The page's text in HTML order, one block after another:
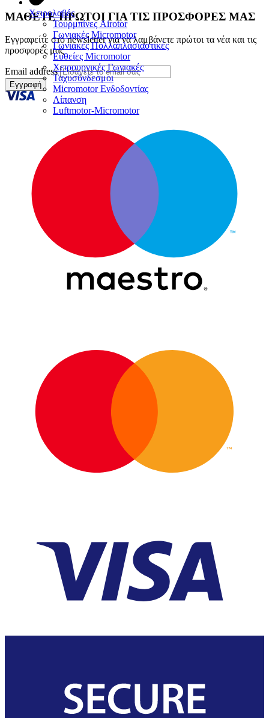
Χειρολαβές
Τουρμπίνες Airotor
Γωνιακές Micromotor
Γωνιακές Πολλαπλασιαστικές
Ευθείες Micromotor
Χειρουργικές Γωνιακές
Ταχυσύνδεσμοι
Micromotor Ενδοδοντίας
Λίπανση
Luftmotor-Micromotor
ΜΑΘΕΤΕ ΠΡΩΤΟΙ ΓΙΑ ΤΙΣ ΠΡΟΣΦΟΡΕΣ ΜΑΣ
Εγγραφείτε στο newsletter για να λαμβάνετε πρώτοι τα νέα και τις
προσφορές μας
Email address
Εγγραφή